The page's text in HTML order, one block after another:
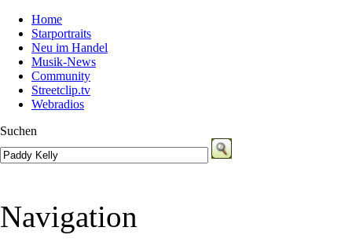
Home
Starportraits
Neu im Handel
Musik-News
Community
Streetclip.tv
Webradios
Suchen
Navigation